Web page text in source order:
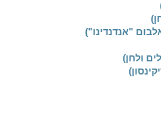
"אנדנדינו")
ולחן)